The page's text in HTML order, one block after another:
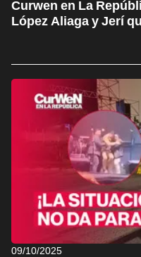
Curwen en La
López Aliaga y Jerí
09/10/2025